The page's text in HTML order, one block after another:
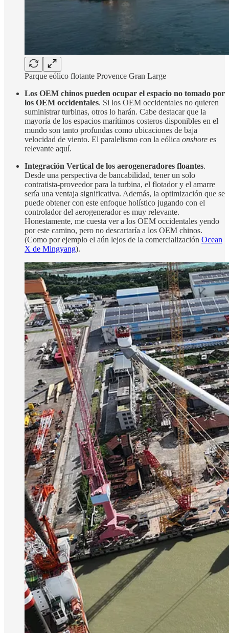
Parque eólico flotante Provence Gran Large
Los OEM chinos pueden ocupar el espacio no tomado por
los OEM occidentales. Si los OEM occidentales no quieren
suministrar turbinas, otros lo harán. Cabe destacar que la
mayoría de los espacios marítimos costeros disponibles en el
mundo son tanto profundas como ubicaciones de baja
velocidad de viento. El paralelismo con la eólica onshore es
relevante aquí.
Integración Vertical de los aerogeneradores floantes.
Desde una perspectiva de bancabilidad, tener un solo
contratista-proveedor para la turbina, el flotador y el amarre
sería una ventaja significativa. Además, la optimización que se
puede obtener con este enfoque holístico jugando con el
controlador del aerogenerador es muy relevante.
Honestamente, me cuesta ver a los OEM occidentales yendo
por este camino, pero no descartaría a los OEM chinos.
(Como por ejemplo el aún lejos de la comercialización Ocean
X de Mingyang).